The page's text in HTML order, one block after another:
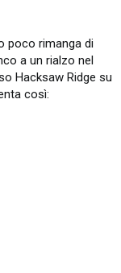
poco rimanga di
a un rialzo nel
Hacksaw Ridge su
così: